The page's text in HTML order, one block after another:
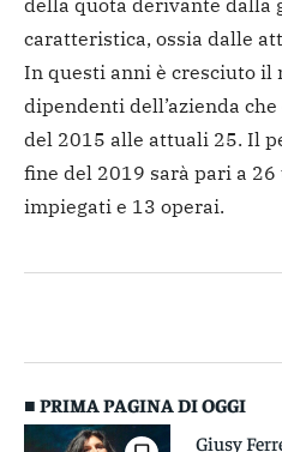
della quota derivante dalla
caratteristica, ossia dalle
In questi anni è cresciuto il
dipendenti dell’azienda
del 2015 alle attuali 25. Il
fine del 2019 sarà pari a
impiegati e 13 operai.
■ PRIMA PAGINA DI OGGI
Giusy